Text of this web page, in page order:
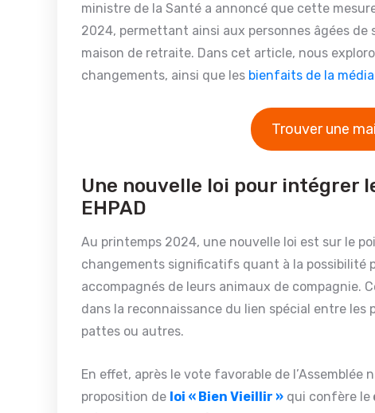
ministre de la Santé a annoncé que cette
2024, permettant ainsi aux personnes âgées de
maison de retraite. Dans cet article, nous
changements, ainsi que les bienfaits de la
Trouver une
Une nouvelle loi pour intégrer
EHPAD
Au printemps 2024, une nouvelle loi est sur le
changements significatifs quant à la possibilité
accompagnés de leurs animaux de
dans la reconnaissance du lien spécial entre
pattes ou autres.
En effet, après le vote favorable de
proposition de loi « Bien Vieillir » qui confère le